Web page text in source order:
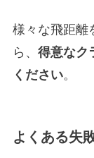
様々な飛距離
ら、 得意なク
ください。
よくある失